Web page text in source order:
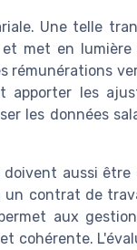
Une telle
met en
rémunérations
les
les données
aussi être
contrat de
aux
cohérente.